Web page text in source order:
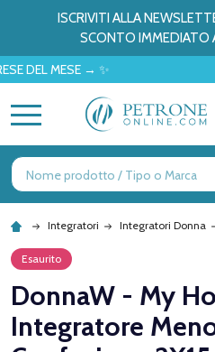
ISCRIVITI ALLA
SCONTO IMMEDIATO
MESE → ✨
Ricerca
Integratori Integratori Donna
Esaurito
DonnaW - My
Integratore